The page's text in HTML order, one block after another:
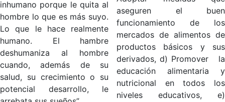
inhumano porque le quita al
hombre lo que es más suyo.
Lo que le hace realmente
humano. El hambre
deshumaniza al hombre
cuando, además de su
salud, su crecimiento o su
potencial desarrollo, le
aseguren el buen
funcionamiento de los
mercados de alimentos de
productos básicos y sus
derivados, d) Promover la
educación alimentaria y
nutricional en todos los
niveles educativos, e)